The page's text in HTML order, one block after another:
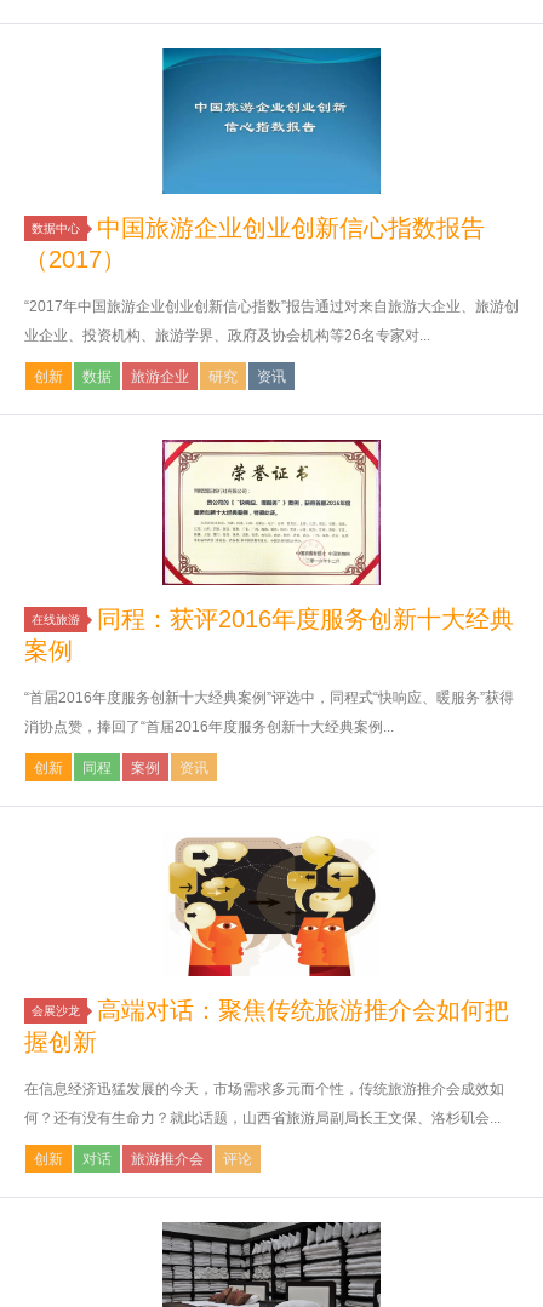
数据中心
中国旅游企业创业创新信心指数报告
（2017）
“2017年中国旅游企业创业创新信心指数”报告通过对来自旅游大企业、旅游创
业企业、投资机构、旅游学界、政府及协会机构等26名专家对...
创新 数据 旅游企业 研究 资讯
在线旅游
同程：获评2016年度服务创新十大经典
案例
“首届2016年度服务创新十大经典案例”评选中，同程式“快响应、暖服务”获得
消协点赞，捧回了“首届2016年度服务创新十大经典案例...
创新 同程 案例 资讯
会展沙龙
高端对话：聚焦传统旅游推介会如何把
握创新
在信息经济迅猛发展的今天，市场需求多元而个性，传统旅游推介会成效如
何？还有没有生命力？就此话题，山西省旅游局副局长王文保、洛杉矶会...
创新 对话 旅游推介会 评论